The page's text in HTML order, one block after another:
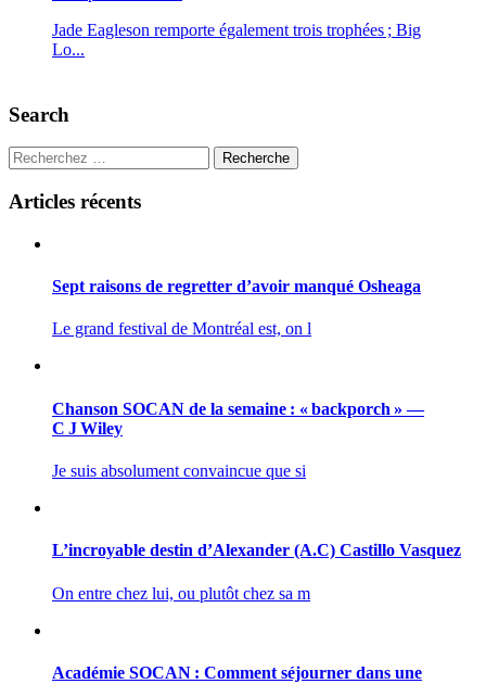
Jade Eagleson remporte également trois trophées ; Big
Lo...
Search
Recherche
Articles récents
Sept raisons de regretter d’avoir manqué Osheaga
Le grand festival de Montréal est, on l
Chanson SOCAN de la semaine : « backporch » —
C J Wiley
Je suis absolument convaincue que si
L’incroyable destin d’Alexander (A.C) Castillo Vasquez
On entre chez lui, ou plutôt chez sa m
Académie SOCAN : Comment séjourner dans une